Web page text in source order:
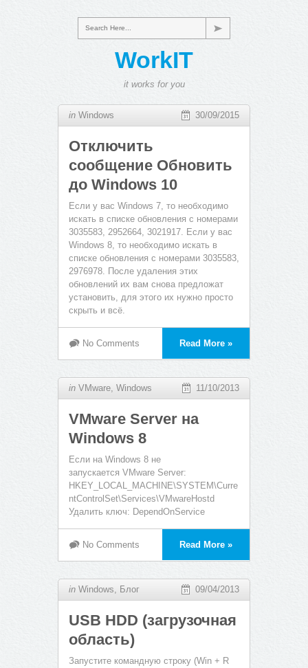
Search Here...
WorkIT
it works for you
in Windows 30/09/2015
Отключить
сообщение Обновить
до Windows 10
Если у вас Windows 7, то необходимо
искать в списке обновления с номерами
3035583, 2952664, 3021917. Если у вас
Windows 8, то необходимо искать в
списке обновления с номерами 3035583,
2976978. После удаления этих
обновлений их вам снова предложат
установить, для этого их нужно просто
скрыть и всё.
No Comments Read More »
in VMware, Windows 11/10/2013
VMware Server на
Windows 8
Если на Windows 8 не
запускается VMware Server:
HKEY_LOCAL_MACHINE\SYSTEM\Curre
ntControlSet\Services\VMwareHostd
Удалить ключ: DependOnService
No Comments Read More »
in Windows, Блог 09/04/2013
USB HDD (загрузочная
область)
Запустите командную строку (Win + R